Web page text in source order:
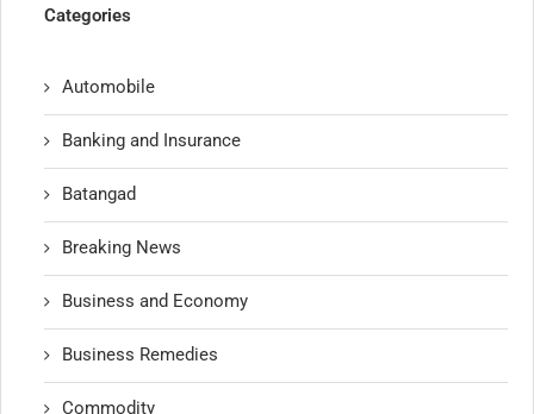
Categories
Automobile
Banking and Insurance
Batangad
Breaking News
Business and Economy
Business Remedies
Commodity